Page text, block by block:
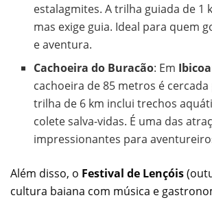
estalagmites. A trilha guiada de 1
mas exige guia. Ideal para quem
e aventura.
Cachoeira do Buracão: Em
cachoeira de 85 metros é
trilha de 6 km inclui trechos
colete salva-vidas. É uma das
impressionantes para
Além disso, o Festival de Lençóis
cultura baiana com música e